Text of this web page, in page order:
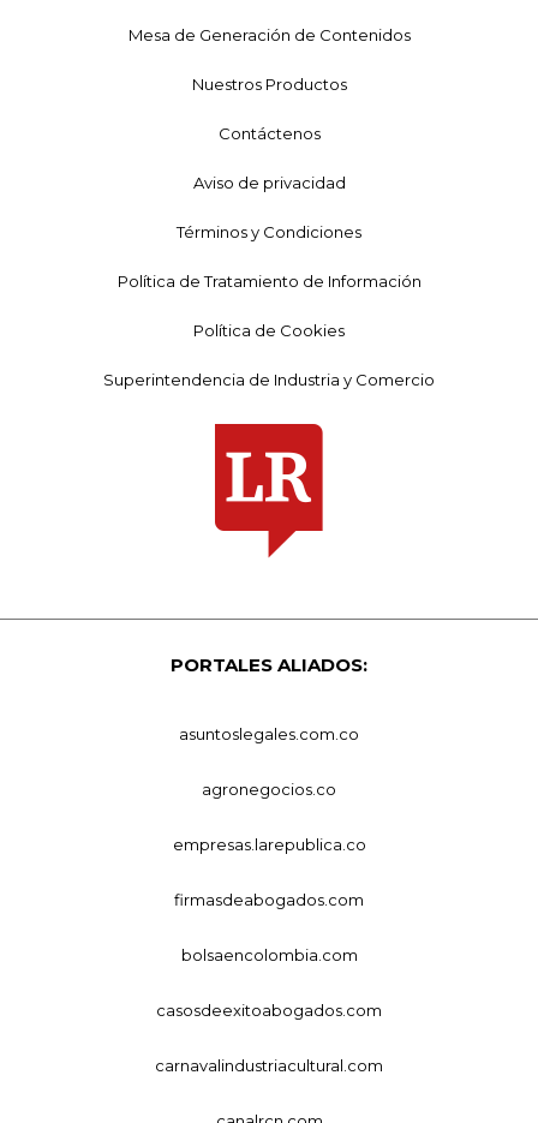
Mesa de Generación de Contenidos
Nuestros Productos
Contáctenos
Aviso de privacidad
Términos y Condiciones
Política de Tratamiento de Información
Política de Cookies
Superintendencia de Industria y Comercio
PORTALES ALIADOS:
asuntoslegales.com.co
agronegocios.co
empresas.larepublica.co
firmasdeabogados.com
bolsaencolombia.com
casosdeexitoabogados.com
carnavalindustriacultural.com